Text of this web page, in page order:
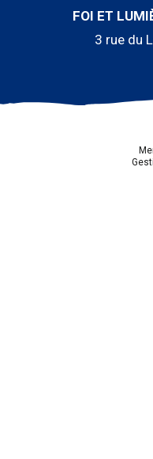
FOI ET
3 rue du